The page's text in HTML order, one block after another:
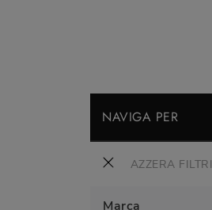
NAVIGA PER
AZZERA FILTRI
Marca